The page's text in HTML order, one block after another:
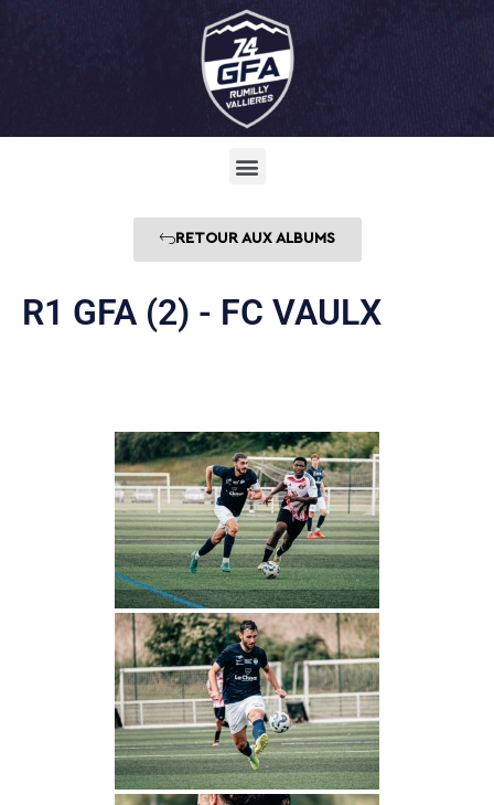
RETOUR AUX ALBUMS
R1 GFA (2) - FC VAULX